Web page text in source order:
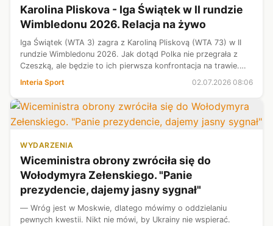
Karolina Pliskova - Iga Świątek w II rundzie
Wimbledonu 2026. Relacja na żywo
Iga Świątek (WTA 3) zagra z Karoliną Pliskovą (WTA 73) w II
rundzie Wimbledonu 2026. Jak dotąd Polka nie przegrała z
Czeszką, ale będzie to ich pierwsza konfrontacja na trawie.
Czy nasza tenisistka postawi kolejny krok w kierunku obrony
tytułu? Zapra...
Interia Sport 02.07.2026 08:06
WYDARZENIA
Wiceministra obrony zwróciła się do
Wołodymyra Zełenskiego. "Panie
prezydencie, dajemy jasny sygnał"
— Wróg jest w Moskwie, dlatego mówimy o oddzielaniu
pewnych kwestii. Nikt nie mówi, by Ukrainy nie wspierać.